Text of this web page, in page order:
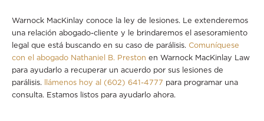
Warnock MacKinlay conoce la ley de lesiones. Le extenderemos
una relación abogado-cliente y le brindaremos el asesoramiento
legal que está buscando en su caso de parálisis. Comuníquese
con el abogado Nathaniel B. Preston en Warnock MacKinlay Law
para ayudarlo a recuperar un acuerdo por sus lesiones de
parálisis.
llámenos hoy al (602) 641-4777 para programar una
consulta. Estamos listos para ayudarlo ahora.